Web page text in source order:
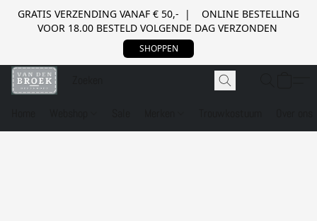
GRATIS VERZENDING VANAF € 50,- | ONLINE BESTELLING
VOOR 18.00 BESTELD VOLGENDE DAG VERZONDEN
SHOPPEN